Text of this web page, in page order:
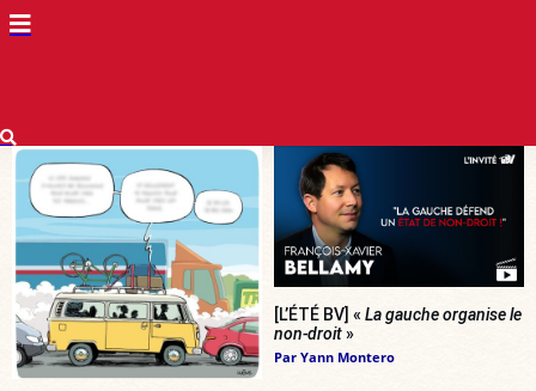
[L’ÉTÉ BV] « La gauche organise le
non-droit»
Par Yann Montero